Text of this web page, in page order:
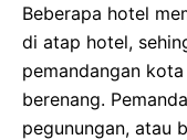
Beberapa hotel
di atap hotel,
pemandangan
berenang.
pegunungan, atau